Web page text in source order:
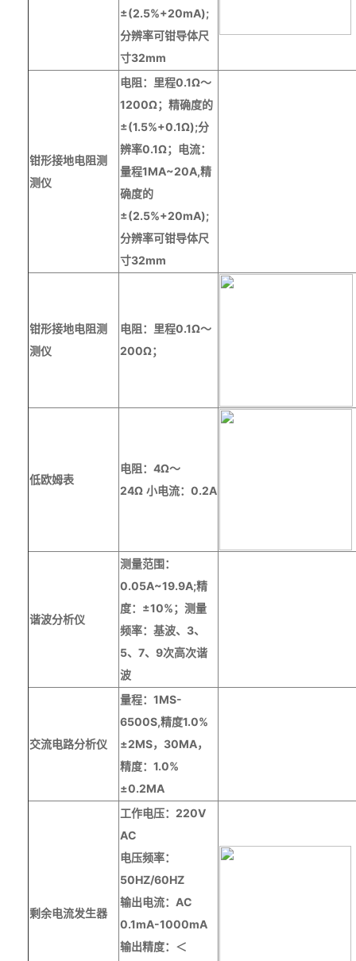
±(2.5%+20mA);
分辨率可钳导体尺
寸32mm
钳形接地电阻测
测仪
电阻：里程0.1Ω～
1200Ω；精确度的
±(1.5%+0.1Ω);分
辨率0.1Ω；电流：
量程1MA~20A,精
确度的
±(2.5%+20mA);
分辨率可钳导体尺
寸32mm
钳形接地电阻测
测仪
电阻：里程0.1Ω～
200Ω；
低欧姆表
电阻： 4Ω～
24Ω 小电流： 0.2A
谐波分析仪
测量范围：
0.05A~19.9A;精
度：±10%；测量
频率：基波、 3、
5、 7、 9次高次谐
波
交流电路分析仪
量程：1MS-
6500S,精度1.0%
±2MS，30MA，
精度：1.0%
±0.2MA
剩余电流发生器
工作电压：220V
AC
电压频率：
50HZ/60HZ
输出电流：AC
0.1mA-1000mA
输出精度：＜